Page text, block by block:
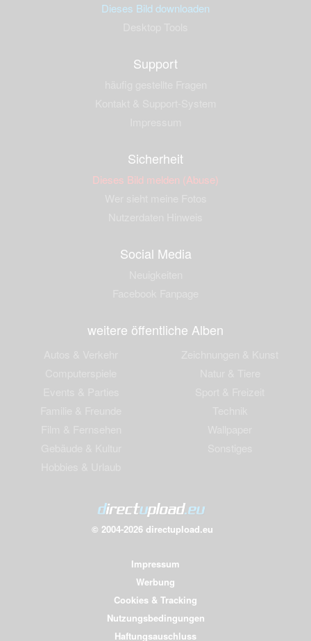
Dieses Bild downloaden
Support
Sicherheit
Dieses Bild melden (Abuse)
Social Media
weitere öffentliche Alben
© 2004-2026 directupload.eu
Impressum
Werbung
Cookies & Tracking
Nutzungsbedingungen
Haftungsauschluss